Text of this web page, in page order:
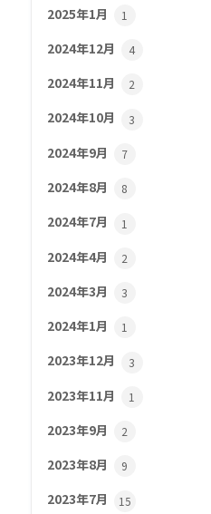
2025年1月 1
2024年12月 4
2024年11月 2
2024年10月 3
2024年9月 7
2024年8月 8
2024年7月 1
2024年4月 2
2024年3月 3
2024年1月 1
2023年12月 3
2023年11月 1
2023年9月 2
2023年8月 9
2023年7月 15